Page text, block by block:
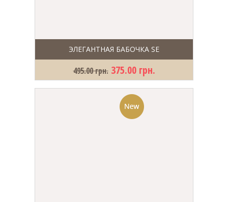
ЭЛЕГАНТНАЯ БАБОЧКА SE
495.00 грн. 375.00 грн.